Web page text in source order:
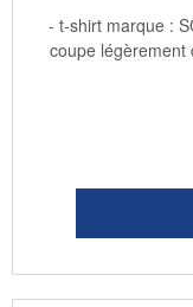
- t-shirt marque :
coupe légèrement